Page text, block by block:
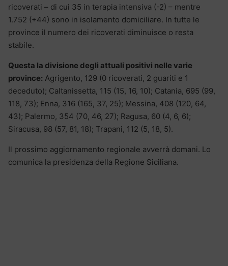
ricoverati – di cui 35 in terapia intensiva (-2) – mentre
1.752 (+44) sono in isolamento domiciliare. In tutte le
province il numero dei ricoverati diminuisce o resta
stabile.
Questa la divisione degli attuali positivi nelle varie
province: Agrigento, 129 (0 ricoverati, 2 guariti e 1
deceduto); Caltanissetta, 115 (15, 16, 10); Catania, 695 (99,
118, 73); Enna, 316 (165, 37, 25); Messina, 408 (120, 64,
43); Palermo, 354 (70, 46, 27); Ragusa, 60 (4, 6, 6);
Siracusa, 98 (57, 81, 18); Trapani, 112 (5, 18, 5).
Il prossimo aggiornamento regionale avverrà domani. Lo
comunica la presidenza della Regione Siciliana.